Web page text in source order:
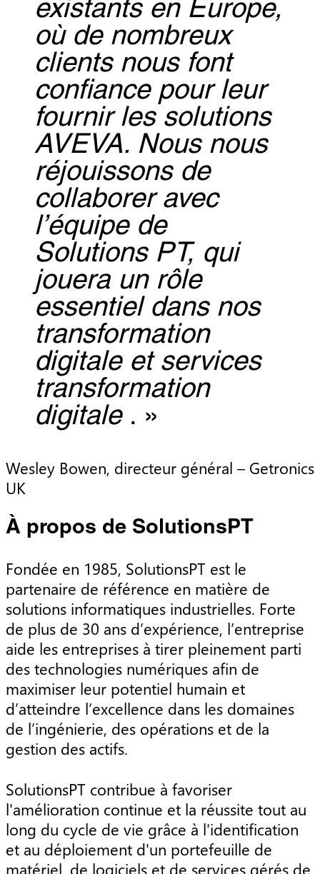
existants en Europe,
où de nombreux
clients nous font
confiance pour leur
fournir les solutions
AVEVA. Nous nous
réjouissons de
collaborer avec
l’équipe de
Solutions PT, qui
jouera un rôle
essentiel dans nos
transformation
digitale et services
transformation
digitale . »
Wesley Bowen, directeur général – Getronics
UK
À propos de SolutionsPT
Fondée en 1985, SolutionsPT est le
partenaire de référence en matière de
solutions informatiques industrielles. Forte
de plus de 30 ans d’expérience, l’entreprise
aide les entreprises à tirer pleinement parti
des technologies numériques afin de
maximiser leur potentiel humain et
d’atteindre l’excellence dans les domaines
de l’ingénierie, des opérations et de la
gestion des actifs.
SolutionsPT contribue à favoriser
l'amélioration continue et la réussite tout au
long du cycle de vie grâce à l'identification
et au déploiement d'un portefeuille de
matériel, de logiciels et de services gérés de